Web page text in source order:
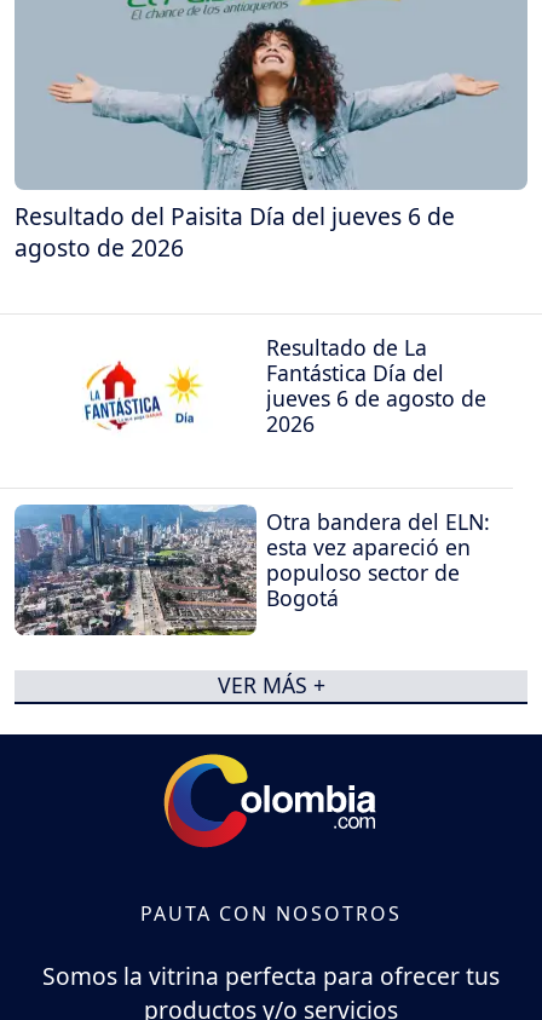
Resultado del Paisita Día del jueves 6 de
agosto de 2026
Resultado de La
Fantástica Día del
jueves 6 de agosto de
2026
Otra bandera del ELN:
esta vez apareció en
populoso sector de
Bogotá
VER MÁS +
PAUTA CON NOSOTROS
Somos la vitrina perfecta para ofrecer tus
productos y/o servicios